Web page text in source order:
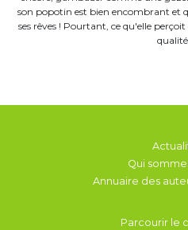
son popotin est bien encombrant et
ses rêves ! Pourtant, ce qu'elle
Qui
Annuaire des
Parcourir le